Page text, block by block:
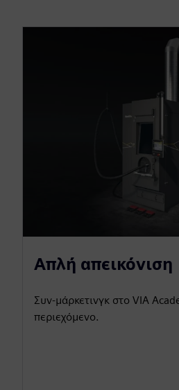
Απλή απεικόνιση
Συν-μάρκετινγκ στο VIA
περιεχόμενο.